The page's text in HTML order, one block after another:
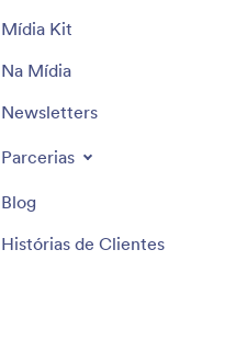
Mídia Kit
Na Mídia
Newsletters
Parcerias
Blog
Histórias de Clientes